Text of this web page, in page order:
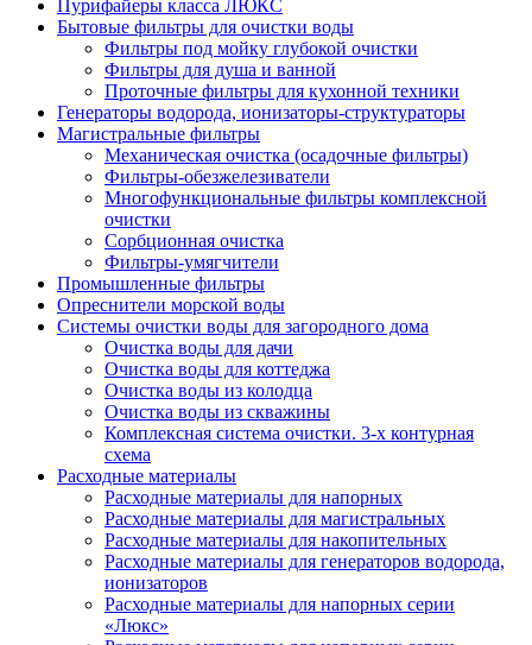
Пурифайеры класса ЛЮКС
Бытовые фильтры для очистки воды
Фильтры под мойку глубокой очистки
Фильтры для душа и ванной
Проточные фильтры для кухонной техники
Генераторы водорода, ионизаторы-структураторы
Магистральные фильтры
Механическая очистка (осадочные фильтры)
Фильтры-обезжелезиватели
Многофункциональные фильтры комплексной
очистки
Сорбционная очистка
Фильтры-умягчители
Промышленные фильтры
Опреснители морской воды
Системы очистки воды для загородного дома
Очистка воды для дачи
Очистка воды для коттеджа
Очистка воды из колодца
Очистка воды из скважины
Комплексная система очистки. 3-х контурная
схема
Расходные материалы
Расходные материалы для напорных
Расходные материалы для магистральных
Расходные материалы для накопительных
Расходные материалы для генераторов водорода,
ионизаторов
Расходные материалы для напорных серии
«Люкс»